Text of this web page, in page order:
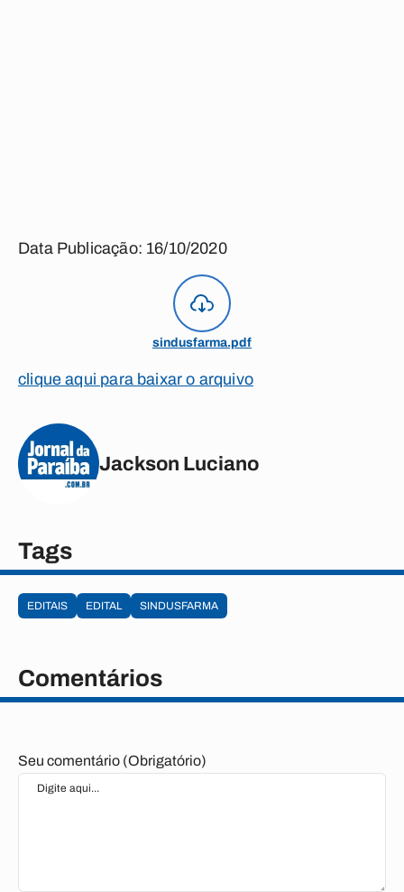
Data Publicação: 16/10/2020
sindusfarma.pdf
clique aqui para baixar o arquivo
Jackson Luciano
Tags
EDITAIS EDITAL SINDUSFARMA
Comentários
Seu comentário (Obrigatório)